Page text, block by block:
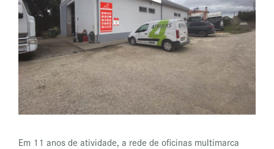
Em 11 anos de atividade, a rede de oficinas multimarca